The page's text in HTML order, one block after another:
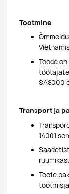
Tootmine
Vietnamis
Toode
SA8000
Transport ja
14001
Toote